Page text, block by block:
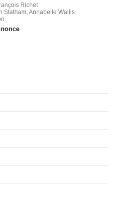
Richet
Statham, Annabelle Wallis